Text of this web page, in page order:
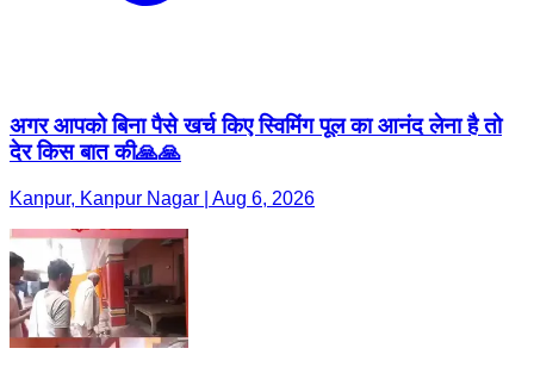
अगर आपको बिना पैसे खर्च किए स्विमिंग पूल का आनंद लेना है तो
देर किस बात की🙏🙏
Kanpur, Kanpur Nagar | Aug 6, 2026